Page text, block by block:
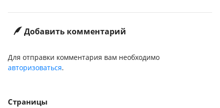
Добавить комментарий
Для отправки комментария вам необходимо
авторизоваться.
Страницы